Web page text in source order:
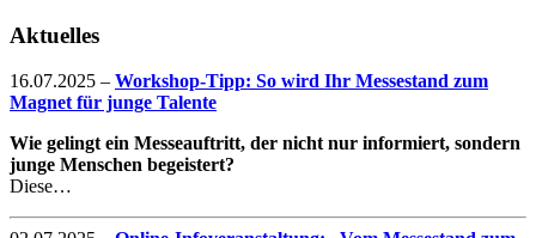
Aktuelles
16.07.2025 – Workshop-Tipp: So wird Ihr Messestand zum
Magnet für junge Talente
Wie gelingt ein Messeauftritt, der nicht nur informiert, sondern
junge Menschen begeistert?
Diese…